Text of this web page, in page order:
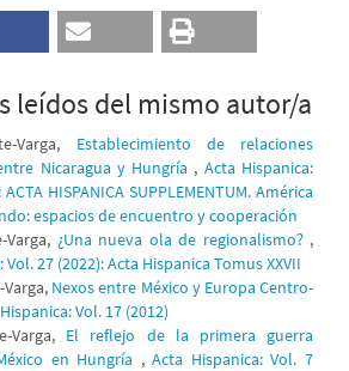
leídos del mismo autor/a
Varga, Establecimiento de relaciones
Nicaragua y Hungría , Acta Hispanica:
HISPANICA SUPPLEMENTUM. América
espacios de encuentro y cooperación
Varga, ¿Una nueva ola de regionalismo? ,
27 (2022): Acta Hispanica Tomus XXVII
Nexos entre México y Europa Centro-
Vol. 17 (2012)
Varga, El reflejo de la primera guerra
en Hungría ,Acta Hispanica: Vol. 7